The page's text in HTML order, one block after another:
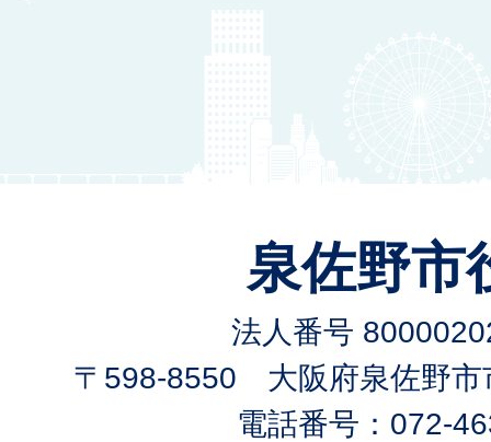
泉佐野市
法人番号
〒598-8550 大阪府泉佐野市
電話番号：072-